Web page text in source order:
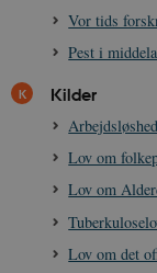
Vor tids
Pest i
Kilder
Lov om
Lov om
Lov om det